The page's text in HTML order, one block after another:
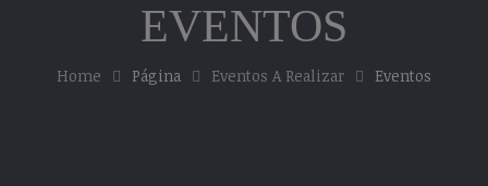
EVENTOS
Home Página Eventos A Realizar Eventos